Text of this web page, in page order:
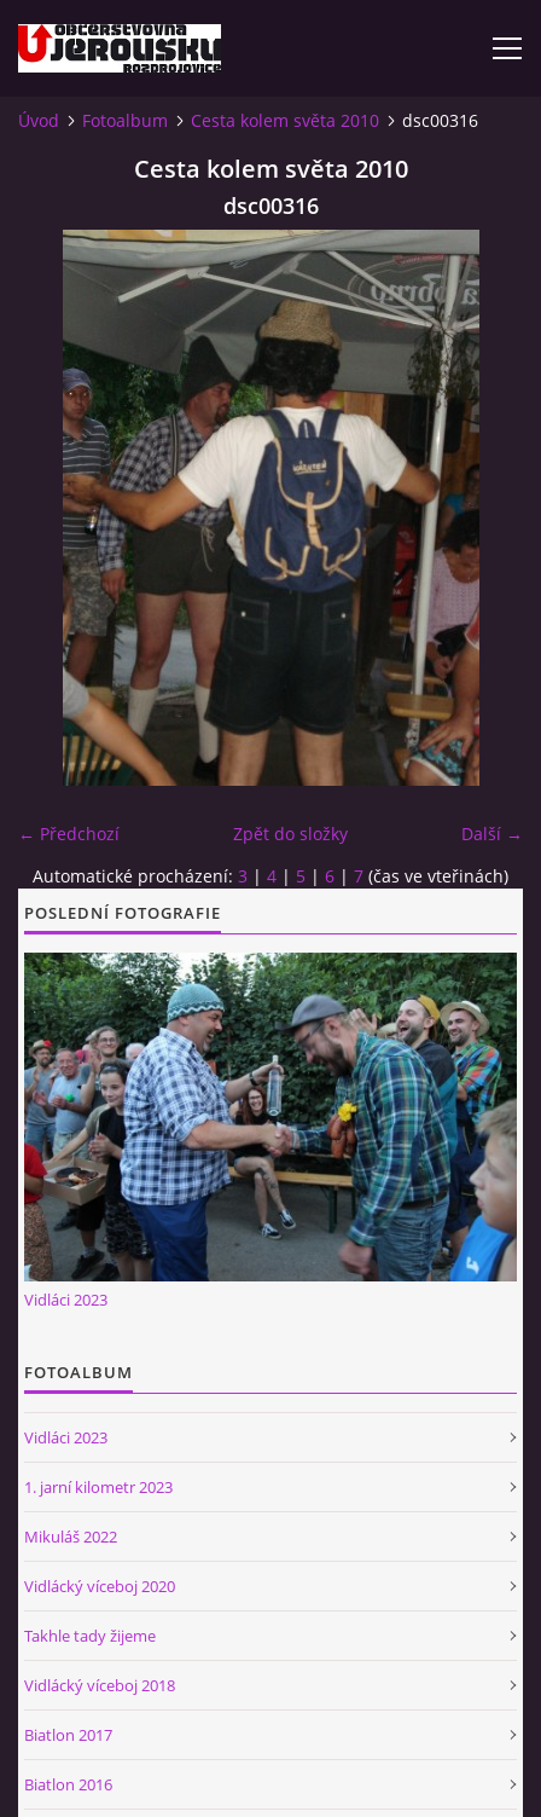
VIDLÁCKÝ VÍCEBOJ 2023 - VIDEO
OTEVÍRACÍ DOBA
VIDLÁCKÝ VÍCEBOJ 2020 - ČLÁNEK Z ROZDROJOVICKÉ
DRBNY 4/2020
VIDLÁCKÝ VÍCEBOJ 2020 - VIDEO
CO SI U NÁS DÁTE?
STUDENÁ KUCHYNĚ
FOTOALBUM
CESTA KOLEM SVĚTA 2014 - VIDEO
VIDLÁCKÝ VÍCEBOJ 2023
CENÍK
Občerstvovna U Jeroušků
Rozdrojovice
Šafránka 182E
Horní Jerouškov
723 317 805
petr.jerousek@vinium.cz
Úvod Fotoalbum Cesta kolem světa 2010 dsc00316
Cesta kolem světa 2010
dsc00316
← Předchozí Další →
Zpět do složky
Automatické procházení: 3 | 4 | 5 | 6 | 7 (čas ve vteřinách)
POSLEDNÍ FOTOGRAFIE
Vidláci 2023
FOTOALBUM
Vidláci 2023
1. jarní kilometr 2023
Mikuláš 2022
Vidlácký víceboj 2020
Takhle tady žijeme
Vidlácký víceboj 2018
Biatlon 2017
Biatlon 2016